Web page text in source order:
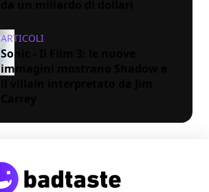
ARTICOLI
Sonic - Il Film 3: le nuove
immagini mostrano Shadow e